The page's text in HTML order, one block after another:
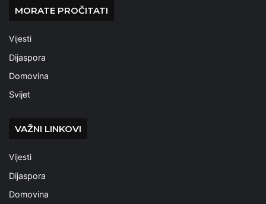
MORATE PROČITATI
Vijesti
Dijaspora
Domovina
Svijet
VAŽNI LINKOVI
Vijesti
Dijaspora
Domovina